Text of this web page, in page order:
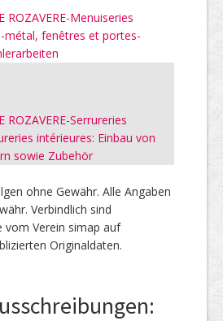
ROZAVERE-Menuiseries
métal, fenêtres et portes-
ROZAVERE-Serrureries
intérieures: Einbau von
sowie Zubehör
ohne Gewähr. Alle Angaben
Verbindlich sind
vom Verein simap auf
Originaldaten.